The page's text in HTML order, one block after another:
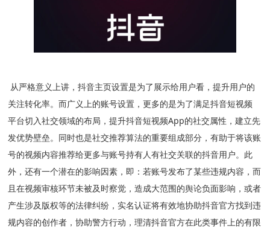
从严格意义上讲，抖音主页设置是为了展示给用户看，提升用户的
关注转化率。而广义上的账号设置，更多的是为了满足抖音短视频
平台切入社交领域的布局，提升抖音短视频App的社交属性，建立先
发优势壁垒。同时也是社交推荐算法的重要组成部分，有助于将该账
号的视频内容推荐给更多与账号持有人有社交关联的抖音用户。此
外，还有一个潜在的影响因素，即：若账号发布了某些违规内容，而
且在视频审核环节未被及时察觉，造成大范围的舆论负面影响，或者
产生涉及版权等的法律纠纷，实名认证将有效地协助抖音官方找到违
规内容的创作者，协助警方行动，理清抖音官方在此类事件上的有限